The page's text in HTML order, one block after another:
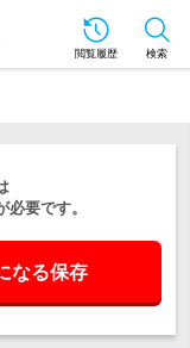
閲覧履歴 検索
必要です。
なる保存